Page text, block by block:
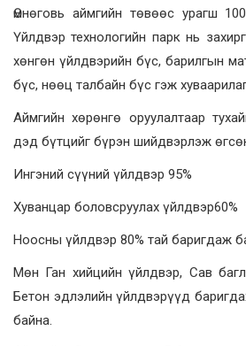
Өмнөговь аймгийн төвөөс урагш
Үйлдвэр технологийн парк нь
хөнгөн үйлдвэрийн бүс, барилгын
бүс, нөөц талбайн бүс гэж
Аймгийн хөрөнгө оруулалтаар
дэд бүтцийг бүрэн шийдвэрлэж
Ингэний сүүний үйлдвэр 95%
Хуванцар боловсруулах үйлдвэр60%
Ноосны үйлдвэр 80% тай баригдаж
Мөн Ган хийцийн үйлдвэр, Сав
Бетон эдлэлийн үйлдвэрүүд
байна.